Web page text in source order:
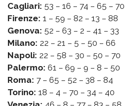
Cagliari: 53 – 16 – 74 – 65 – 70
Firenze: 1 – 59 – 82 – 13 – 88
Genova: 52 – 63 – 2 – 41 – 33
Milano: 22 – 21 – 5 – 50 – 66
Napoli: 22 – 58 – 30 – 50 – 70
Palermo: 61 – 69 – 9 – 8 – 50
Roma: 7 – 65 – 52 – 38 – 84
Torino: 18 – 4 – 70 – 34 – 40